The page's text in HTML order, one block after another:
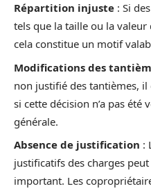
Répartition injuste : Si
tels que la taille ou la valeur
cela constitue un motif
Modifications des
non justifié des tantièmes,
si cette décision n’a pas été
générale.
Absence de justification :
justificatifs des charges
important. Les